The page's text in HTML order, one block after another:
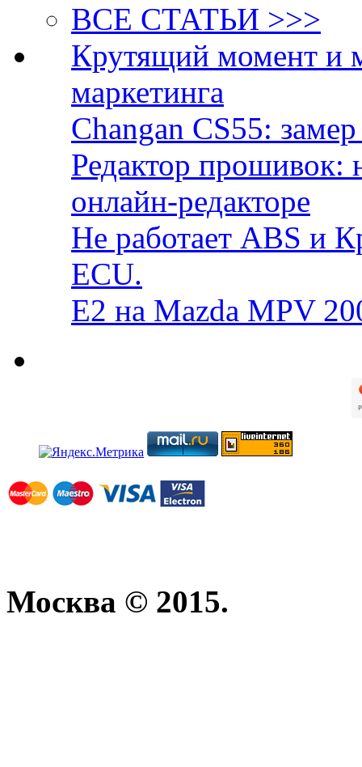
ВСЕ СТАТЬИ >>>
Крутящий момент и
маркетинга
Changan CS55:
Редактор прошивок:
онлайн-редакторе
Не работает ABS и
ECU.
E2 на Mazda MPV
Москва © 2015.